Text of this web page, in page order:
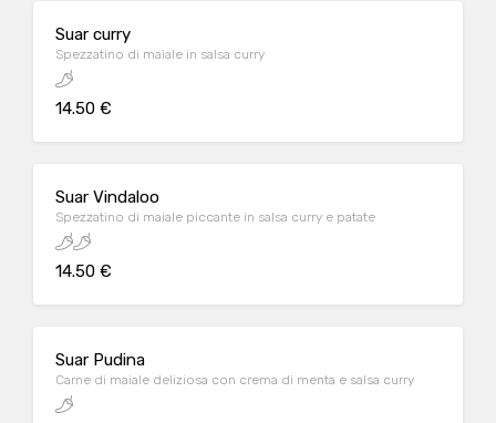
Suar curry
Spezzatino di maiale in salsa curry
14.50 €
Suar Vindaloo
Spezzatino di maiale piccante in salsa curry e patate
14.50 €
Suar Pudina
Carne di maiale deliziosa con crema di menta e salsa curry